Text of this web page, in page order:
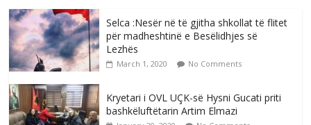
Selca :Nesër në të gjitha shkollat të flitet
për madheshtinë e Besëlidhjes së
Lezhës
March 1, 2020 No Comments
Kryetari i OVL UÇK-së Hysni Gucati priti
bashkëluftëtarin Artim Elmazi